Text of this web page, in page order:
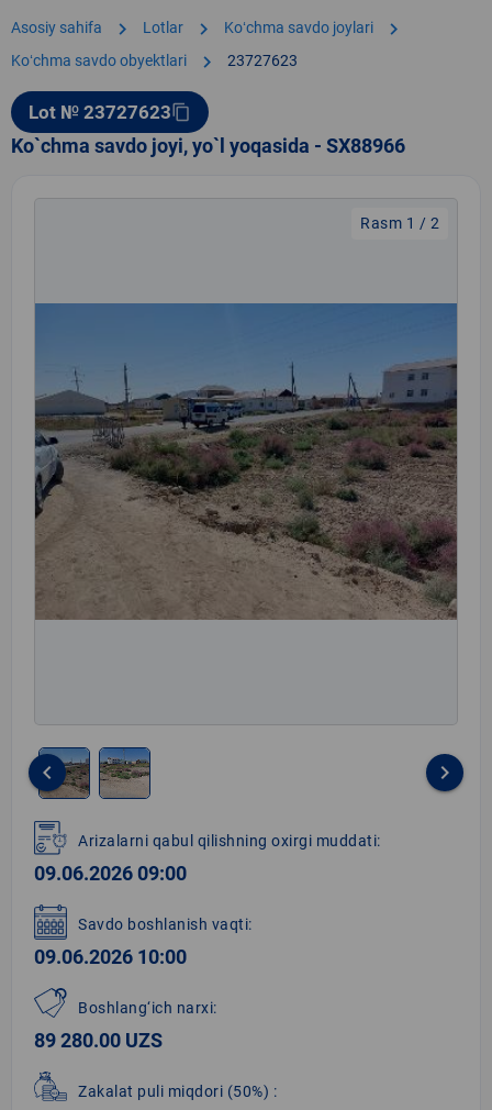
Asosiy sahifa chevron_right Lotlar chevron_right Koʻchma savdo joylari chevron_right
Koʻchma savdo obyektlari chevron_right 23727623
Lot № 23727623content_copy
Ko`chma savdo joyi, yo`l yoqasida - SX88966
Rasm 1 / 2
1
of
2
keyboard_arrow_left keyboard_arrow_right
Arizalarni qabul qilishning oxirgi muddati:
09.06.2026 09:00
Savdo boshlanish vaqti:
09.06.2026 10:00
Boshlang‘ich narxi:
89 280.00 UZS
Zakalat puli miqdori (50%) :